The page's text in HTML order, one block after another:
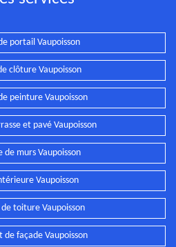
portail Vaupoisson
clôture Vaupoisson
peinture Vaupoisson
et pavé Vaupoisson
de murs Vaupoisson
Vaupoisson
toiture Vaupoisson
de façade Vaupoisson